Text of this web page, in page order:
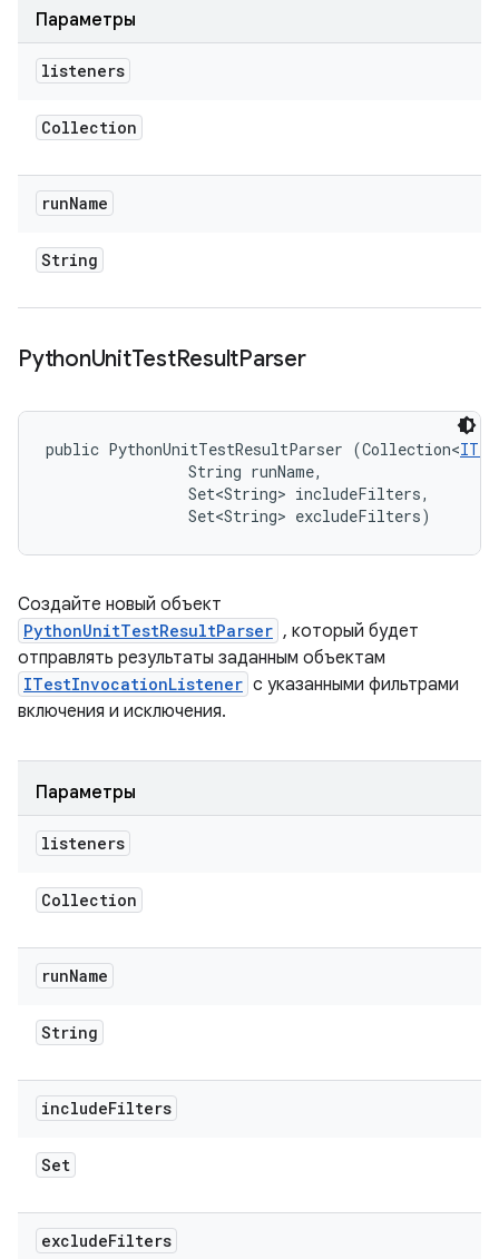
Параметры
listeners
Collection
runName
String
PythonUnitTestResultParser
public PythonUnitTestResultParser (Collection<
                String runName,
                Set<String> includeFilters,
                Set<String> excludeFilters)
Создайте новый объект
PythonUnitTestResultParser , который будет
отправлять результаты заданным объектам
ITestInvocationListener с указанными фильтрами
включения и исключения.
Параметры
listeners
Collection
runName
String
includeFilters
Set
excludeFilters